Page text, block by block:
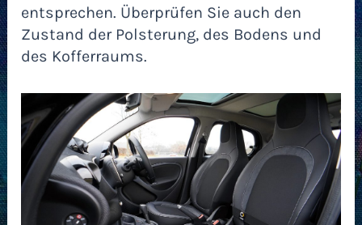
entsprechen. Überprüfen Sie auch den
Zustand der Polsterung, des Bodens und
des Kofferraums.